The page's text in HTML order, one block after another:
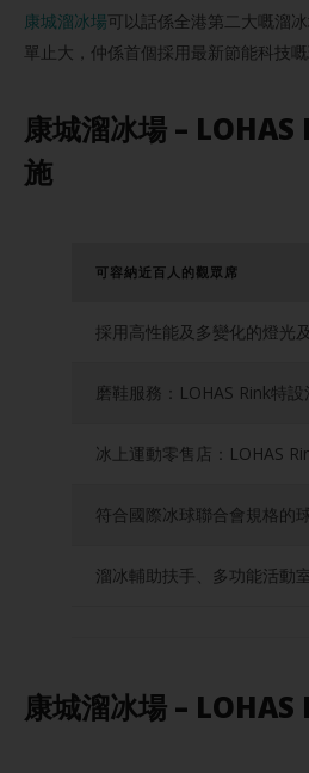
康城溜冰場可以話係全港第二大嘅溜
單止大，仲係首個採用最新節能科技嘅
康城溜冰場 –
施
可容納近百人的觀眾席
採用高性能及多變化的燈光
磨鞋服務：LOHAS Rink特
冰上運動零售店：LOHAS
符合國際冰球聯合會規格的
溜冰輔助扶手、多功能活動
康城溜冰場 –